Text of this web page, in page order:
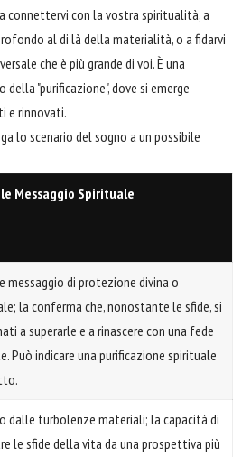
connettervi con la vostra spiritualità, a
al di là della materialità, o a fidarvi
che è più grande di voi. È una
"purificazione", dove si emerge
e rinnovati.
lo scenario del sogno a un possibile
Messaggio Spirituale
messaggio di protezione divina o
la conferma che, nonostante le sfide, si
a superarle e a rinascere con una fede
Può indicare una purificazione spirituale
dalle turbolenze materiali; la capacità di
le sfide della vita da una prospettiva più